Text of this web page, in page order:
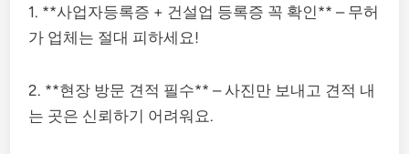
1. **사업자등록증 + 건설업 등록증 꼭 확인** – 무허
가 업체는 절대 피하세요!
2. **현장 방문 견적 필수** – 사진만 보내고 견적 내
는 곳은 신뢰하기 어려워요.